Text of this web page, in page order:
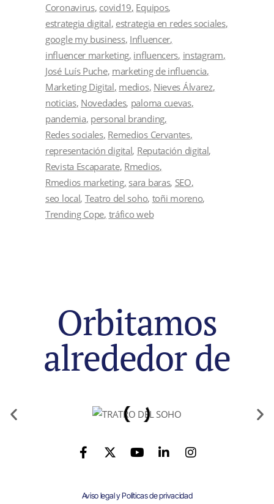
Coronavirus covid19 Equipos
estrategia digital estrategia en redes sociales
google my business Influencer
influencer marketing influencers instagram
José Luís Puche marketing de influencia
Marketing Digital medios Nieves Álvarez
noticias Novedades paloma cuevas
pandemia personal branding
Redes sociales Remedios Cervantes
representación digital Reputación digital
Revista Escaparate Rmedios
Rmedios marketing sara baras SEO
seo local Teatro del soho toñi moreno
Trending Cope tráfico web
Orbitamos
alrededor de
Aviso legal y Políticas de privacidad